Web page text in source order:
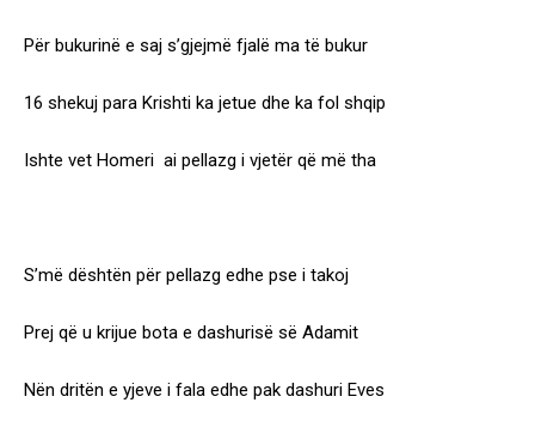
Për bukurinë e saj s’gjejmë fjalë ma të bukur
16 shekuj para Krishti ka jetue dhe ka fol shqip
Ishte vet Homeri ai pellazg i vjetër që më tha
S’më dështën për pellazg edhe pse i takoj
Prej që u krijue bota e dashurisë së Adamit
Nën dritën e yjeve i fala edhe pak dashuri Eves